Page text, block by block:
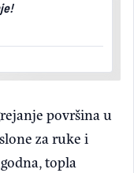
površina u
za ruke i
topla